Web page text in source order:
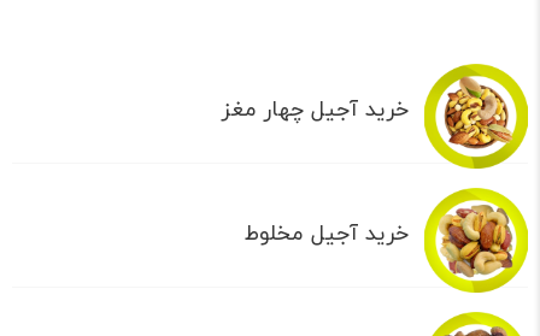
خرید آجیل چهار مغز
خرید آجیل مخلوط